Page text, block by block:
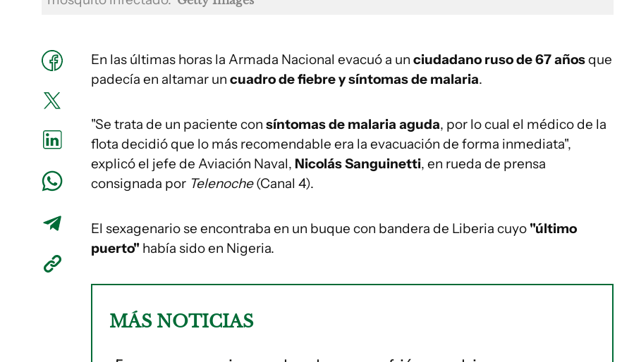
En las últimas horas la Armada Nacional evacuó a un ciudadano ruso de 67 añosque
padecía en altamar un cuadro de fiebre y síntomas de malaria.
"Se trata de un paciente con síntomas de malaria aguda, por lo cual el médico de la
flota decidió que lo más recomendable era la evacuación de forma inmediata",
explicó el jefe de Aviación Naval, Nicolás Sanguinetti, en rueda de prensa
consignada por Telenoche(Canal 4).
El sexagenario se encontraba en un buque con bandera de Liberia cuyo "último
puerto" había sido en Nigeria.
MÁS NOTICIAS